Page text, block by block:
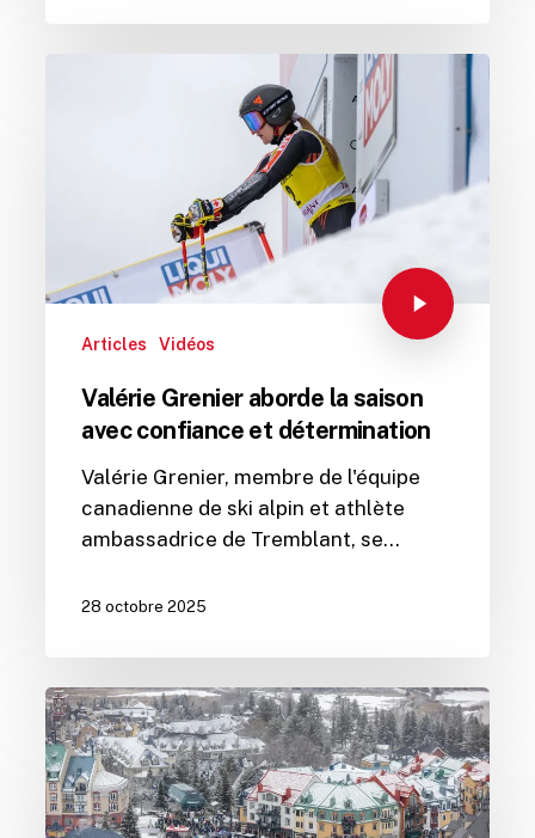
Articles Vidéos
Valérie Grenier aborde la saison
avec confiance et détermination
Valérie Grenier, membre de l'équipe
canadienne de ski alpin et athlète
ambassadrice de Tremblant, se…
28 octobre 2025